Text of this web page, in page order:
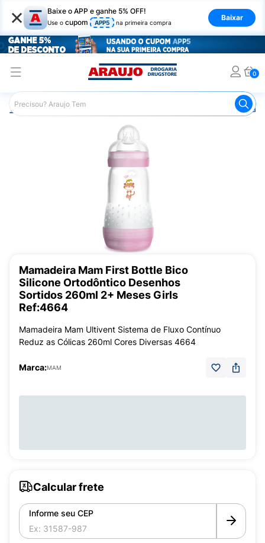
× Baixe o APP e ganhe 5% OFF!
Use o cupom APP5 na primeira compra
Baixar
0
Araujo Infantil
Mamadeira Mam First Bottle Bico
Silicone Ortodôntico Desenhos
Sortidos 260ml 2+ Meses Girls
Ref:4664
Mamadeira Mam Ultivent Sistema de Fluxo Contínuo
Reduz as Cólicas 260ml Cores Diversas 4664
Marca:MAM
Calcular frete
Informe seu CEP